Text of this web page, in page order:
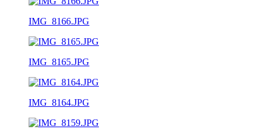
IMG_8166.JPG
IMG_8165.JPG
IMG_8164.JPG